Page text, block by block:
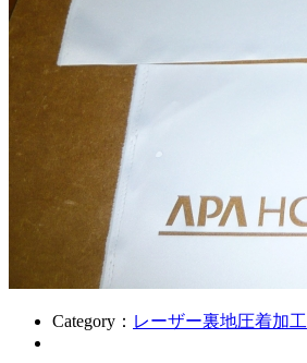
Category： レーザー裏地圧着加工